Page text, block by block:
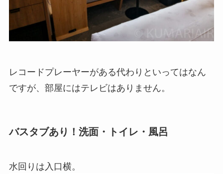
レコードプレーヤーがある代わりといってはなん
ですが、部屋にはテレビはありません。
バスタブあり！洗面・トイレ・風呂
水回りは入口横。